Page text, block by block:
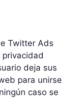
Twitter Ads
deja sus
para unirse
caso se